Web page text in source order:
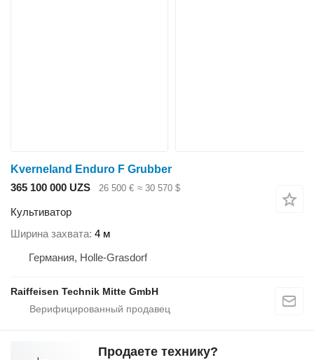
Kverneland Enduro F Grubber
365 100 000 UZS
26 500 € ≈ 30 570 $
Культиватор
Ширина захвата 4 м
Германия, Holle-Grasdorf
Raiffeisen Technik Mitte GmbH
Продаете технику?